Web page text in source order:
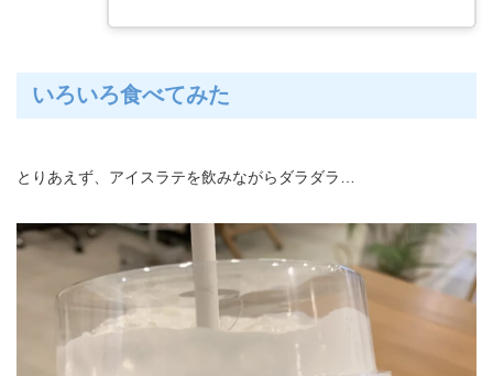
いろいろ食べてみた
とりあえず、アイスラテを飲みながらダラダラ…